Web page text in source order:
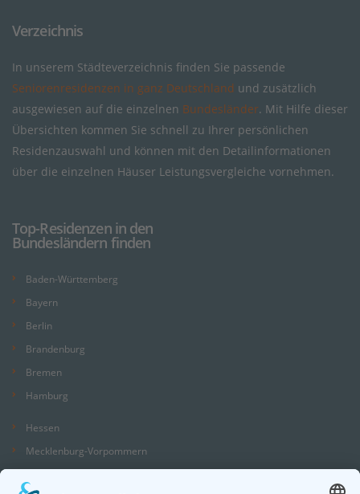
Verzeichnis
In unserem Städteverzeichnis finden Sie passende
Seniorenresidenzen in ganz Deutschland und zusätzlich
ausgewiesen auf die einzelnen Bundesländer. Mit Hilfe dieser
Übersichten kommen Sie schnell zu Ihrer persönlichen
Residenzauswahl und können mit den Detailinformationen
über die einzelnen Häuser Leistungsvergleiche vornehmen.
Top-Residenzen in den
Bundesländern finden
Baden-Württemberg
Bayern
Berlin
Brandenburg
Bremen
Hamburg
Hessen
Mecklenburg-Vorpommern